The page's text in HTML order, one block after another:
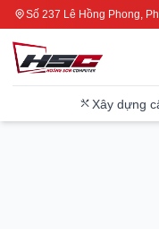
Số 237 Lê Hồng Phong,
Xây dựng